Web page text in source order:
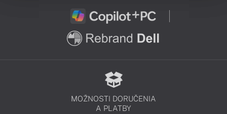
MOŽNOSTI DORUČENIA
A PLATBY